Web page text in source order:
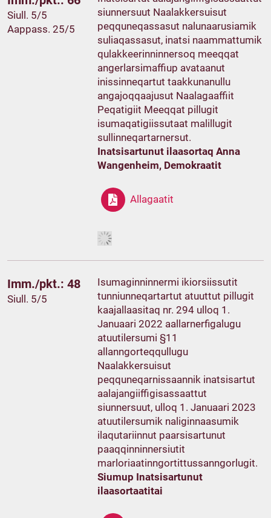
Siull. 5/5
Aappass. 25/5
siunnersuut Naalakkersuisut
peqquneqassasut nalunaarusiamik
suliaqassasut, inatsi naammattumik
qulakkeerinninnersoq meeqqat
angerlarsimaffiup avataanut
inissinneqartut taakkunanullu
angajoqqaajusut Naalagaaffiit
Peqatigiit Meeqqat pillugit
isumaqatigiissutaat malillugit
sullinneqartarnersut.
Inatsisartunut ilaasortaq Anna
Wangenheim, Demokraatit
Allagaatit
Imm./pkt.: 48
Siull. 5/5
Isumaginninnermi ikiorsiissutit
tunniunneqartartut atuuttut pillugit
kaajallaasitaq nr. 294 ulloq 1.
Januaari 2022 aallarnerfigalugu
atuutilersumi §11
allanngorteqqullugu
Naalakkersuisut
peqquneqarnissaannik inatsisartut
aalajangiiffigisassaattut
siunnersuut, ulloq 1. Januaari 2023
atuutilersumik naliginnaasumik
ilaqutariinnut paarsisartunut
paaqqinninnersiutit
marloriaatinngortittussanngorlugit.
Siumup Inatsisartunut
ilaasortaatitai